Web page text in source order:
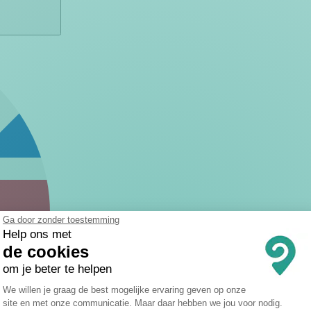
Ga door zonder toestemming
Help ons met
de cookies
om je beter te helpen
Toestemmingsbeheerplatform:
We willen je graag de best mogelijke ervaring geven op onze
site en met onze communicatie. Maar daar hebben we jou voor nodig.